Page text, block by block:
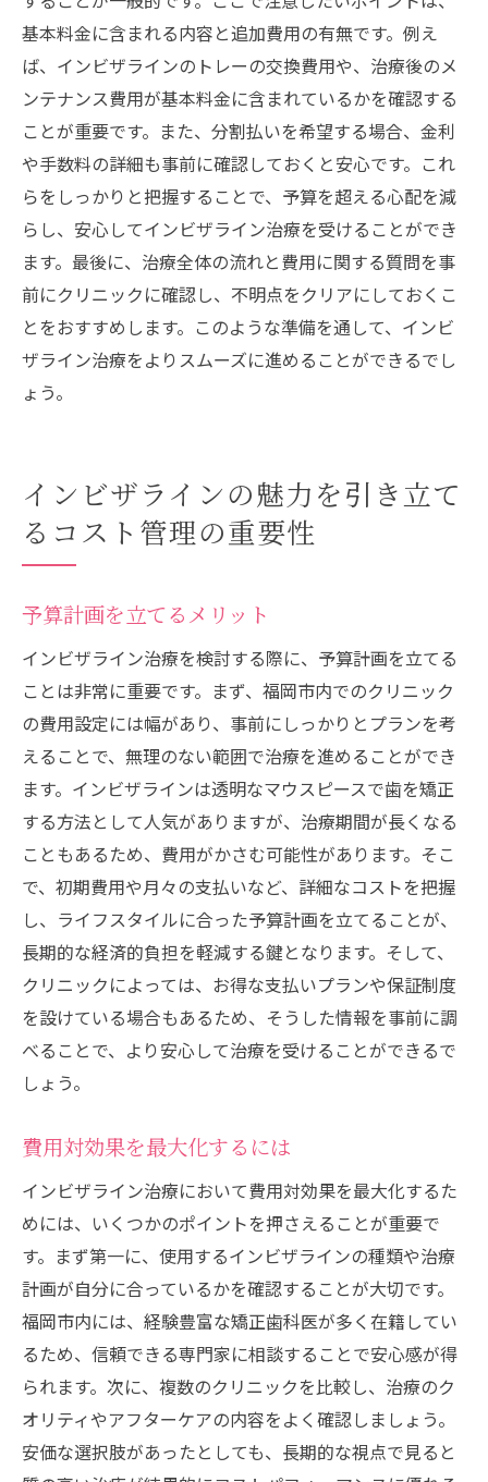
基本料金に含まれる内容と追加費用の有無です。例え
ば、インビザラインのトレーの交換費用や、治療後のメ
ンテナンス費用が基本料金に含まれているかを確認する
ことが重要です。また、分割払いを希望する場合、金利
や手数料の詳細も事前に確認しておくと安心です。これ
らをしっかりと把握することで、予算を超える心配を減
らし、安心してインビザライン治療を受けることができ
ます。最後に、治療全体の流れと費用に関する質問を事
前にクリニックに確認し、不明点をクリアにしておくこ
とをおすすめします。このような準備を通して、インビ
ザライン治療をよりスムーズに進めることができるでし
ょう。
インビザラインの魅力を引き立て
るコスト管理の重要性
予算計画を立てるメリット
インビザライン治療を検討する際に、予算計画を立てる
ことは非常に重要です。まず、福岡市内でのクリニック
の費用設定には幅があり、事前にしっかりとプランを考
えることで、無理のない範囲で治療を進めることができ
ます。インビザラインは透明なマウスピースで歯を矯正
する方法として人気がありますが、治療期間が長くなる
こともあるため、費用がかさむ可能性があります。そこ
で、初期費用や月々の支払いなど、詳細なコストを把握
し、ライフスタイルに合った予算計画を立てることが、
長期的な経済的負担を軽減する鍵となります。そして、
クリニックによっては、お得な支払いプランや保証制度
を設けている場合もあるため、そうした情報を事前に調
べることで、より安心して治療を受けることができるで
しょう。
費用対効果を最大化するには
インビザライン治療において費用対効果を最大化するた
めには、いくつかのポイントを押さえることが重要で
す。まず第一に、使用するインビザラインの種類や治療
計画が自分に合っているかを確認することが大切です。
福岡市内には、経験豊富な矯正歯科医が多く在籍してい
るため、信頼できる専門家に相談することで安心感が得
られます。次に、複数のクリニックを比較し、治療のク
オリティやアフターケアの内容をよく確認しましょう。
安価な選択肢があったとしても、長期的な視点で見ると